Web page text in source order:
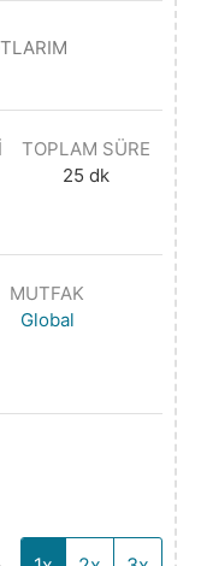
TOPLAM SÜRE
25 dk
MUTFAK
Global